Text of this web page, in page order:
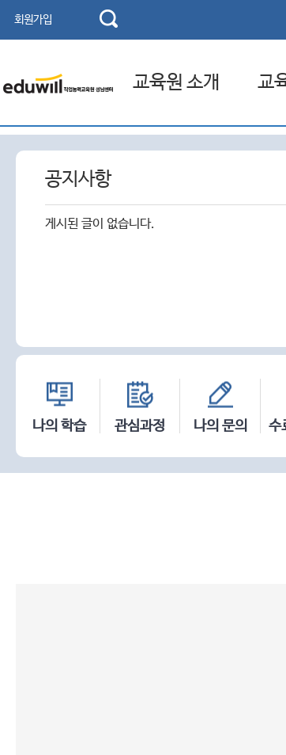
회원가입
교육원 소개
교육기관 소개
교
고용보
국민내
공지사항
게시된 글이 없습니다.
나의 학습 관심과정 나의 문의 수